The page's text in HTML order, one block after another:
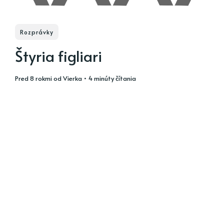
Rozprávky
Štyria figliari
pred 8 rokmiodVierka • 4 minúty čítania